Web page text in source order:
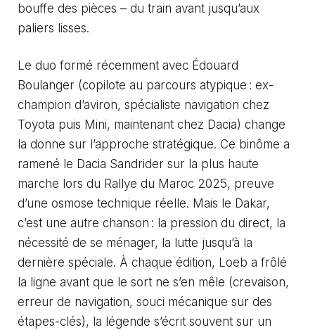
bouffe des pièces – du train avant jusqu’aux
paliers lisses.
Le duo formé récemment avec Édouard
Boulanger (copilote au parcours atypique : ex-
champion d’aviron, spécialiste navigation chez
Toyota puis Mini, maintenant chez Dacia) change
la donne sur l’approche stratégique. Ce binôme a
ramené le Dacia Sandrider sur la plus haute
marche lors du Rallye du Maroc 2025, preuve
d’une osmose technique réelle. Mais le Dakar,
c’est une autre chanson : la pression du direct, la
nécessité de se ménager, la lutte jusqu’à la
dernière spéciale. À chaque édition, Loeb a frôlé
la ligne avant que le sort ne s’en mêle (crevaison,
erreur de navigation, souci mécanique sur des
étapes-clés), la légende s’écrit souvent sur un